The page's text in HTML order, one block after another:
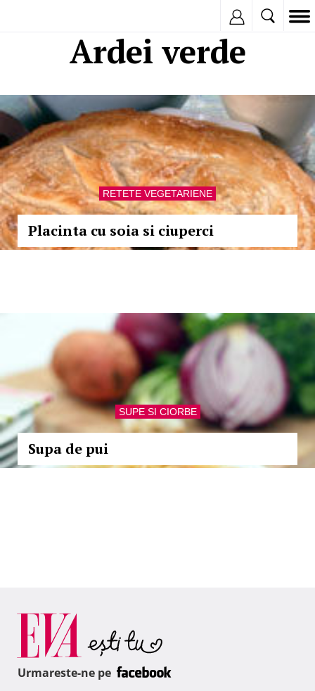
Ardei verde
RETETE VEGETARIENE
Placinta cu soia si ciuperci
SUPE SI CIORBE
Supa de pui
Urmareste-ne pe